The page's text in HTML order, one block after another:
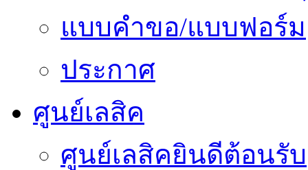
แบบคำขอ/แบบฟอร์ม
ประกาศ
ศูนย์เลสิค
ศูนย์เลสิคยินดีต้อนรับ